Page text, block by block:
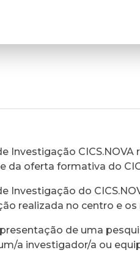
Investigação CICS.NOVA
oferta formativa do
Investigação do
realizada no centro e
de uma
a investigador/a ou